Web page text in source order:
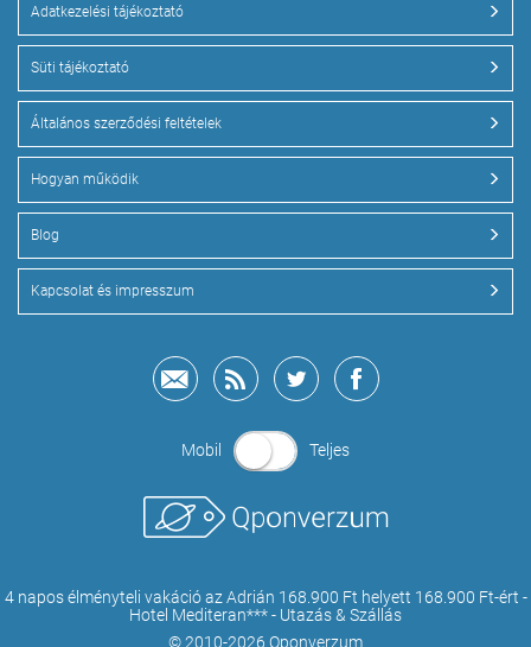
Adatkezelési tájékoztató
Süti tájékoztató
Általános szerződési feltételek
Hogyan működik
Blog
Kapcsolat és impresszum
Mobil Teljes
4 napos élményteli vakáció az Adrián 168.900 Ft helyett 168.900 Ft-ért -
Hotel Mediteran*** - Utazás & Szállás
© 2010-2026 Qponverzum